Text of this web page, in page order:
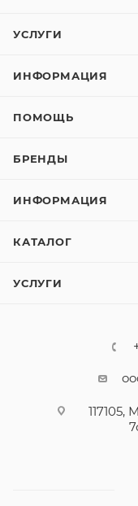
УСЛУГИ
ИНФОРМАЦИЯ
ПОМОЩЬ
БРЕНДЫ
ИНФОРМАЦИЯ
КАТАЛОГ
УСЛУГИ